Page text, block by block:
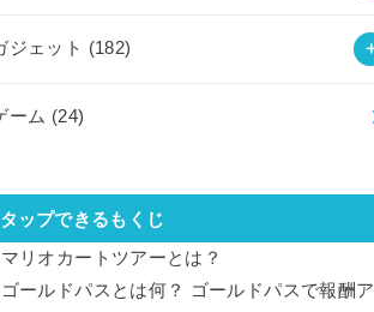
ジェット (182)
ーム (24)
タップできるもくじ
リオカートツアーとは？
ールドパスとは何？ ゴールドパスで報酬ア